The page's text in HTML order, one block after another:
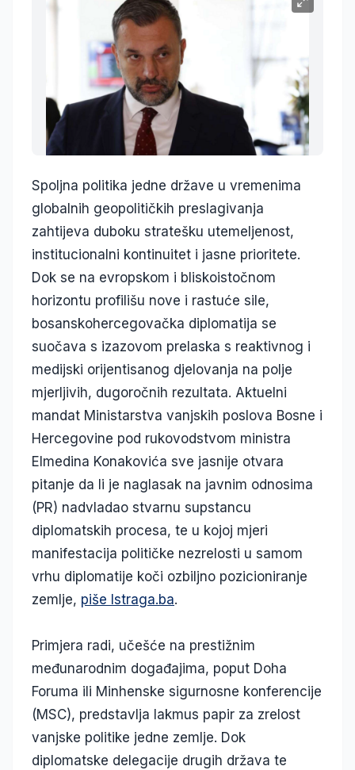
Spoljna politika jedne države u vremenima
globalnih geopolitičkih preslagivanja
zahtijeva duboku stratešku utemeljenost,
institucionalni kontinuitet i jasne prioritete.
Dok se na evropskom i bliskoistočnom
horizontu profilišu nove i rastuće sile,
bosanskohercegovačka diplomatija se
suočava s izazovom prelaska s reaktivnog i
medijski orijentisanog djelovanja na polje
mjerljivih, dugoročnih rezultata. Aktuelni
mandat Ministarstva vanjskih poslova Bosne i
Hercegovine pod rukovodstvom ministra
Elmedina Konakovića sve jasnije otvara
pitanje da li je naglasak na javnim odnosima
(PR) nadvladao stvarnu supstancu
diplomatskih procesa, te u kojoj mjeri
manifestacija političke nezrelosti u samom
vrhu diplomatije koči ozbiljno pozicioniranje
zemlje, piše Istraga.ba.
Primjera radi, učešće na prestižnim
međunarodnim događajima, poput Doha
Foruma ili Minhenske sigurnosne konferencije
(MSC), predstavlja lakmus papir za zrelost
vanjske politike jedne zemlje. Dok
diplomatske delegacije drugih država te